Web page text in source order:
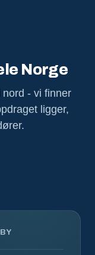
Norge
- vi finner
ligger,